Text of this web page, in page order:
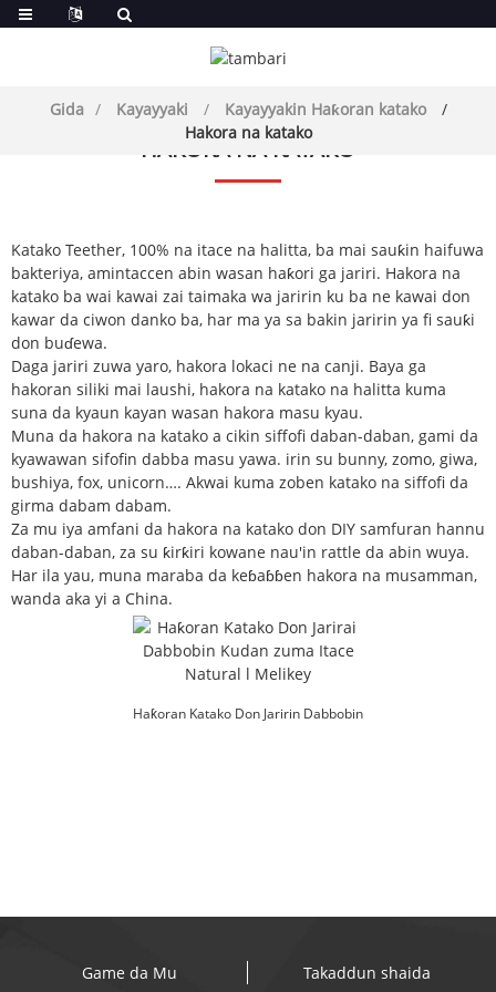
Gida Kayayyaki
Kayayyakin Haƙoran katako
Hakora na katako
HAKORA NA KATAKO
Katako Teether, 100% na itace na halitta, ba mai sauƙin haifuwa
bakteriya, amintaccen abin wasan haƙori ga jariri. Hakora na
katako ba wai kawai zai taimaka wa jaririn ku ba ne kawai don
kawar da ciwon danko ba, har ma ya sa bakin jaririn ya fi sauƙi
don buɗewa.
Daga jariri zuwa yaro, hakora lokaci ne na canji. Baya ga
hakoran siliki mai laushi, hakora na katako na halitta kuma
suna da kyaun kayan wasan hakora masu kyau.
Muna da hakora na katako a cikin siffofi daban-daban, gami da
kyawawan sifofin dabba masu yawa. irin su bunny, zomo, giwa,
bushiya, fox, unicorn…. Akwai kuma zoben katako na siffofi da
girma dabam dabam.
Za mu iya amfani da hakora na katako don DIY samfuran hannu
daban-daban, za su ƙirƙiri kowane nau'in rattle da abin wuya.
Har ila yau, muna maraba da keɓaɓɓen hakora na musamman,
wanda aka yi a China.
Haƙoran Katako Don Jaririn Dabbobin
Game da Mu Takaddun shaida